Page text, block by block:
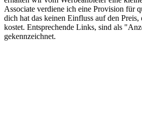
Associate verdiene ich eine Provision für
dich hat das keinen Einfluss auf den
kostet. Entsprechende Links, sind als
gekennzeichnet.